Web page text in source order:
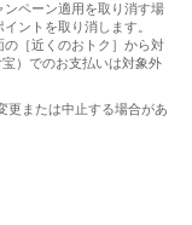
ペーン適用を取り消す場
ントを取り消します。
［近くのおトク］から対
）でのお支払いは対象外
更または中止する場合があ